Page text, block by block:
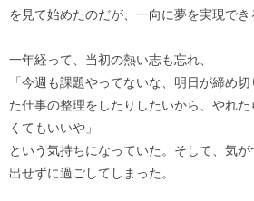
を見て始めたのだが、一向に夢を実現でき
一年経って、当初の熱い志も忘れ、
「今週も課題やってないな、明日が締め
た仕事の整理をしたりしたいから、やれ
くてもいいや」
という気持ちになっていた。そして、気
出せずに過ごしてしまった。